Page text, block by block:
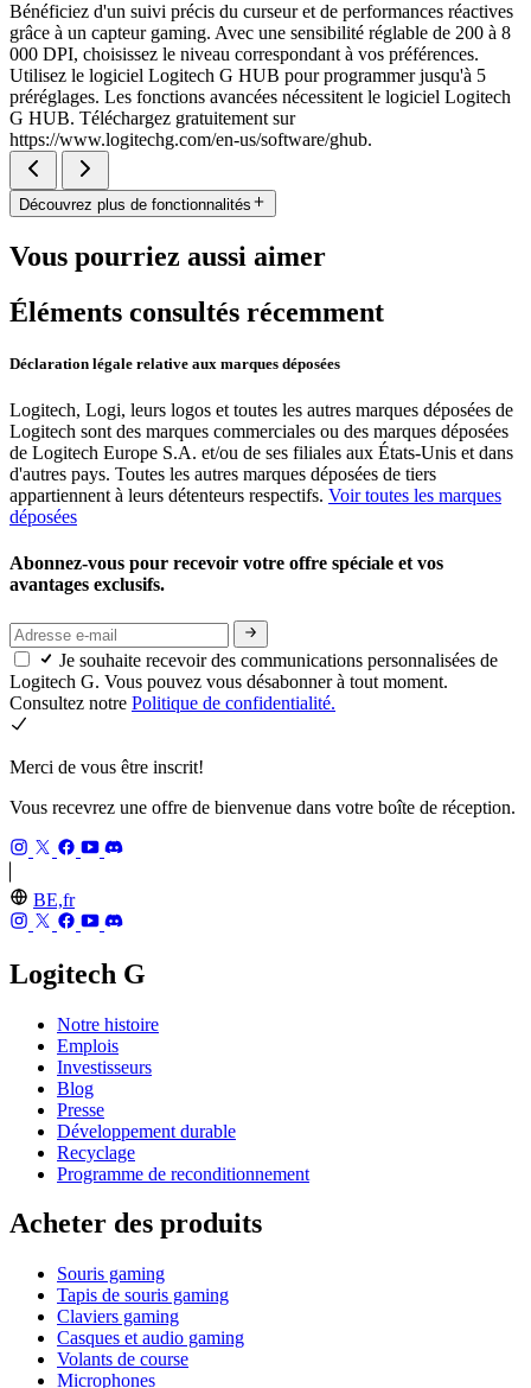
Bénéficiez d'un suivi précis du curseur et de performances réactives
grâce à un capteur gaming. Avec une sensibilité réglable de 200 à 8
000 DPI, choisissez le niveau correspondant à vos préférences.
Utilisez le logiciel Logitech G HUB pour programmer jusqu'à 5
préréglages. Les fonctions avancées nécessitent le logiciel Logitech
G HUB. Téléchargez gratuitement sur
https://www.logitechg.com/en-us/software/ghub.
Découvrez plus de fonctionnalités
Vous pourriez aussi aimer
Éléments consultés récemment
Déclaration légale relative aux marques déposées
Logitech, Logi, leurs logos et toutes les autres marques déposées de
Logitech sont des marques commerciales ou des marques déposées
de Logitech Europe S.A. et/ou de ses filiales aux États-Unis et dans
d'autres pays. Toutes les autres marques déposées de tiers
appartiennent à leurs détenteurs respectifs. Voir toutes les marques
déposées
Abonnez-vous pour recevoir votre offre spéciale et vos
avantages exclusifs.
Je souhaite recevoir des communications personnalisées de
Logitech G. Vous pouvez vous désabonner à tout moment.
Consultez notre Politique de confidentialité.
Merci de vous être inscrit!
Vous recevrez une offre de bienvenue dans votre boîte de réception.
BE,fr
Logitech G
Notre histoire
Emplois
Investisseurs
Blog
Presse
Développement durable
Recyclage
Programme de reconditionnement
Acheter des produits
Souris gaming
Tapis de souris gaming
Claviers gaming
Casques et audio gaming
Volants de course
Microphones